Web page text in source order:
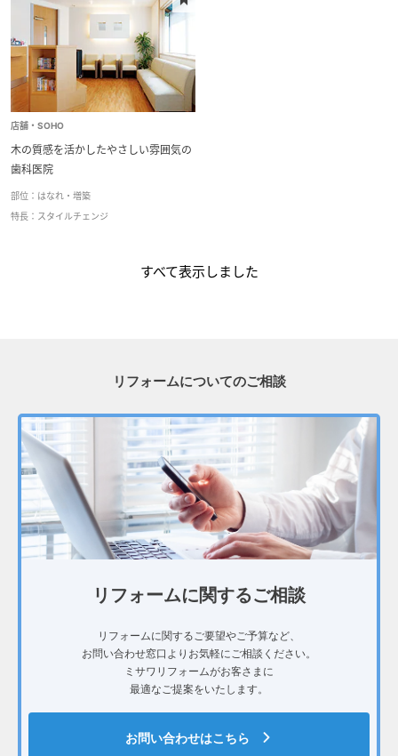
店舗・SOHO
木の質感を活かしたやさしい雰囲気の
歯科医院
部位： はなれ・増築
特長： スタイルチェンジ
すべて表示しました
リフォームについてのご相談
リフォームに関するご相談
リフォームに関するご要望やご予算など、
お問い合わせ窓口よりお気軽にご相談ください。
ミサワリフォームがお客さまに
最適なご提案をいたします。
お問い合わせはこちら